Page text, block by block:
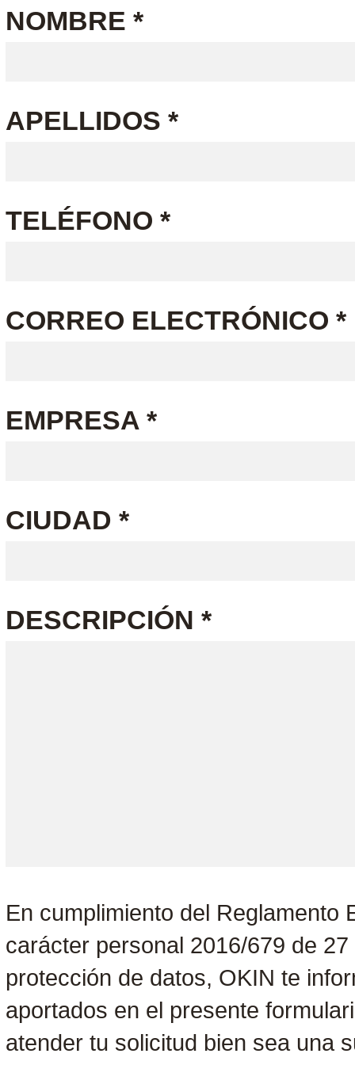
NOMBRE *
APELLIDOS *
TELÉFONO *
CORREO ELECTRÓNICO *
EMPRESA *
CIUDAD *
DESCRIPCIÓN *
En cumplimiento del Reglamento
carácter personal 2016/679 de
protección de datos, OKIN te
aportados en el presente
atender tu solicitud bien sea una